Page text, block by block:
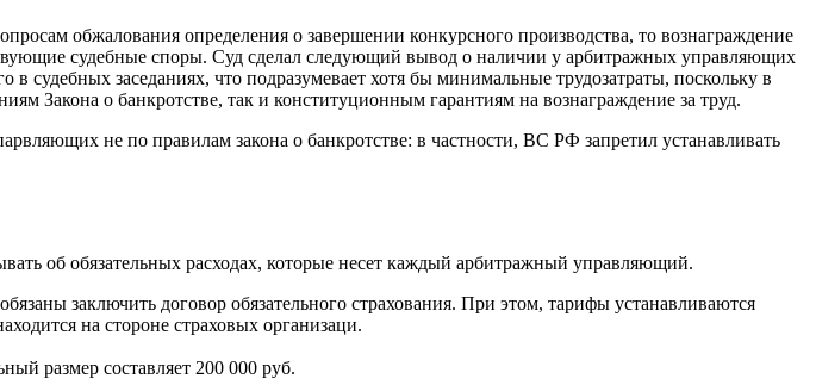
обжалования определения о завершении конкурсного производства, то вознаграждение
судебные споры. Суд сделал следующий вывод о наличии у арбитражных управляющих
судебных заседаниях, что подразумевает хотя бы минимальные трудозатраты, поскольку в
Закона о банкротстве, так и конституционным гарантиям на вознаграждение за труд.
не по правилам закона о банкротстве: в частности, ВС РФ запретил устанавливать
об обязательных расходах, которые несет каждый арбитражный управляющий.
заключить договор обязательного страхования. При этом, тарифы устанавливаются
на стороне страховых организаци.
размер составляет 200 000 руб.